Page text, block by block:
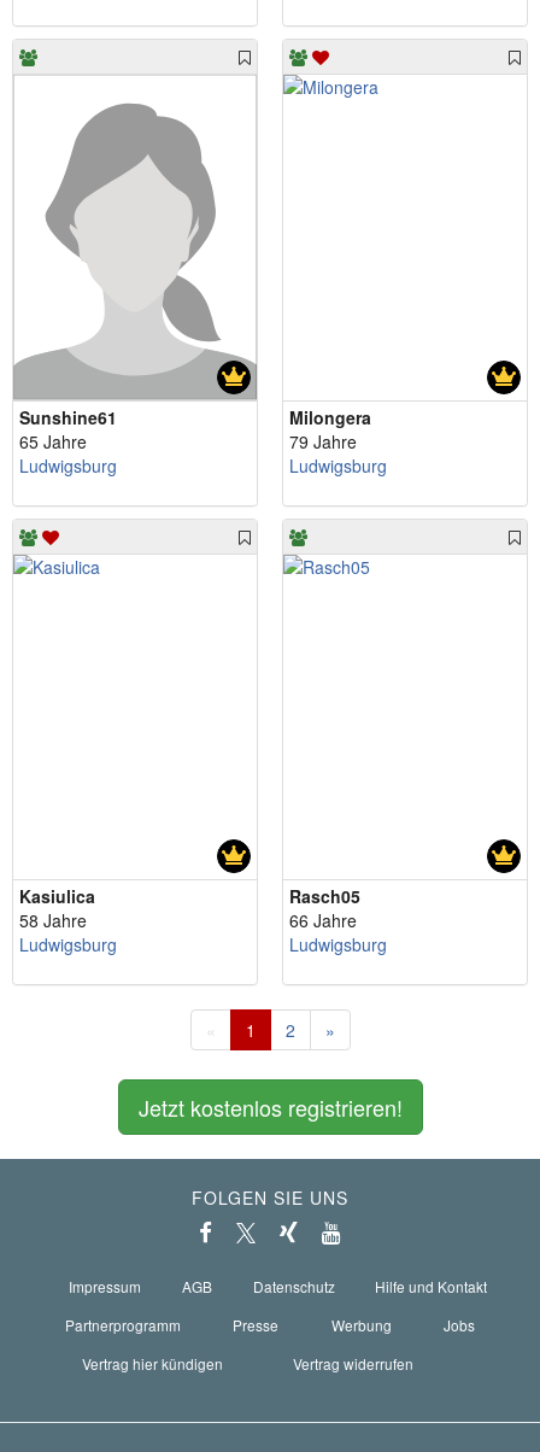
Sunshine61
65 Jahre
Ludwigsburg
Milongera
79 Jahre
Ludwigsburg
Kasiulica
58 Jahre
Ludwigsburg
Rasch05
66 Jahre
Ludwigsburg
« 1 2 »
Jetzt kostenlos registrieren!
FOLGEN SIE UNS
Impressum AGB Datenschutz
Hilfe und Kontakt
Partnerprogramm
Presse Werbung
Jobs
Vertrag hier kündigen
Vertrag widerrufen